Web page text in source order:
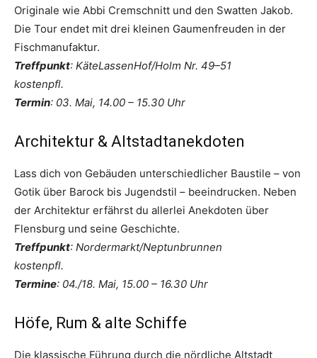
Originale wie Abbi Cremschnitt und den Swatten Jakob.
Die Tour endet mit drei kleinen Gaumenfreuden in der
Fischmanufaktur.
Treffpunkt: KäteLassenHof/Holm Nr. 49–51
kostenpfl.
Termin: 03. Mai, 14.00 – 15.30 Uhr
Architektur & Altstadtanekdoten
Lass dich von Gebäuden unterschiedlicher Baustile – von
Gotik über Barock bis Jugendstil – beeindrucken. Neben
der Architektur erfährst du allerlei Anekdoten über
Flensburg und seine Geschichte.
Treffpunkt: Nordermarkt/Neptunbrunnen
kostenpfl.
Termine: 04./18. Mai, 15.00 – 16.30 Uhr
Höfe, Rum & alte Schiffe
Die klassische Führung durch die nördliche Altstadt